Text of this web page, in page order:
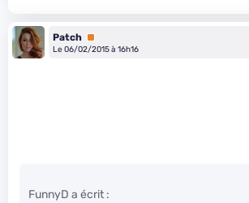
Patch Premium
Le 06/02/2015 à 16h16
FunnyD a écrit :